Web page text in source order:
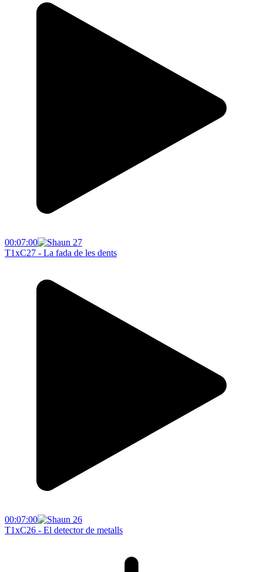
00:07:00
T1xC27 - La fada de les dents
00:07:00
T1xC26 - El detector de metalls